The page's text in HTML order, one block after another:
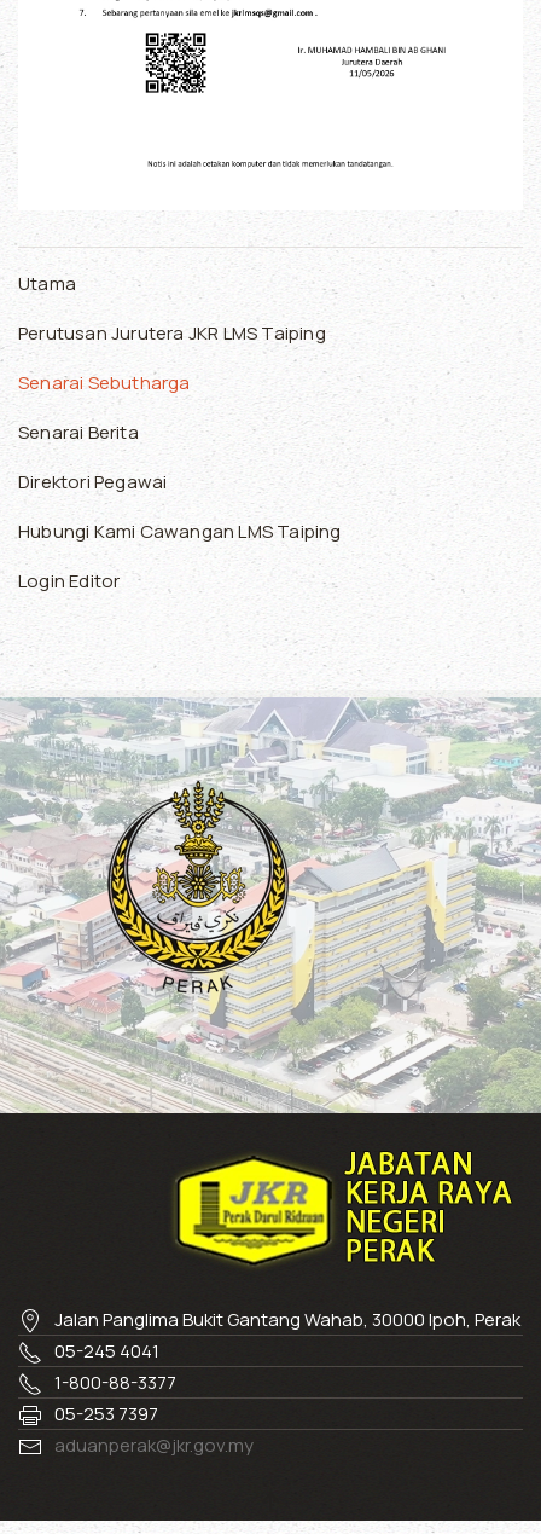
Utama
Perutusan Jurutera JKR LMS Taiping
Senarai Sebutharga
Senarai Berita
Direktori Pegawai
Hubungi Kami Cawangan LMS Taiping
Login Editor
Jalan Panglima Bukit Gantang Wahab, 30000 Ipoh, Perak
05-245 4041
1-800-88-3377
05-253 7397
aduanperak@jkr.gov.my